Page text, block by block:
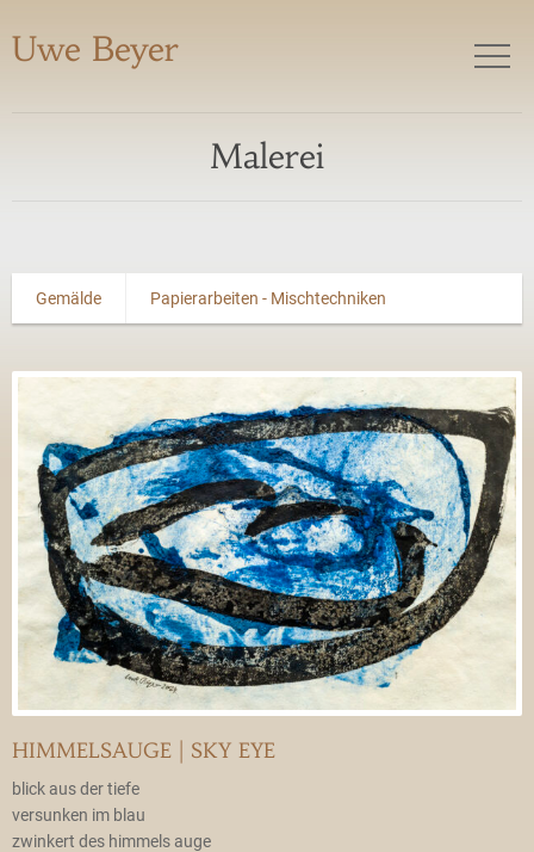
Uwe Beyer
Malerei
Gemälde Papierarbeiten - Mischtechniken
HIMMELSAUGE | SKY EYE
blick aus der tiefe
versunken im blau
zwinkert des himmels auge